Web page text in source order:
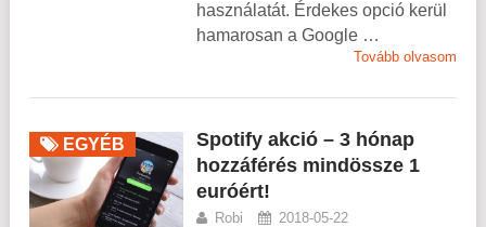
használatát. Érdekes opció kerül
hamarosan a Google …
Tovább olvasom
EGYÉB
Spotify akció – 3 hónap
hozzáférés mindössze 1
euróért!
Robi 2018-05-22